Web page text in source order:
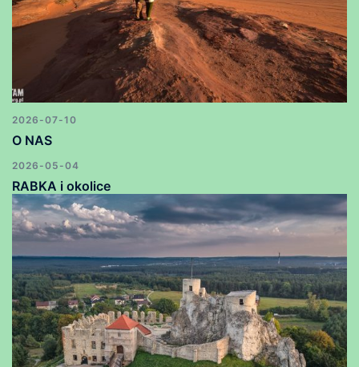
2026-07-10
O NAS
2026-05-04
RABKA i okolice